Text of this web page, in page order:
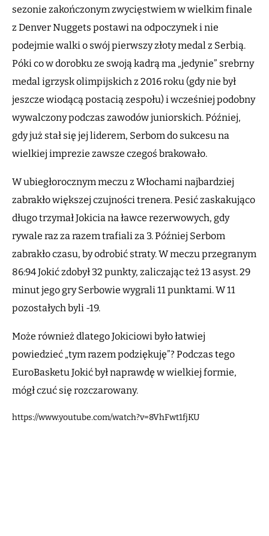
sezonie zakończonym zwycięstwiem w wielkim finale
z Denver Nuggets postawi na odpoczynek i nie
podejmie walki o swój pierwszy złoty medal z Serbią.
Póki co w dorobku ze swoją kadrą ma „jedynie” srebrny
medal igrzysk olimpijskich z 2016 roku (gdy nie był
jeszcze wiodącą postacią zespołu) i wcześniej podobny
wywalczony podczas zawodów juniorskich. Później,
gdy już stał się jej liderem, Serbom do sukcesu na
wielkiej imprezie zawsze czegoś brakowało.
W ubiegłorocznym meczu z Włochami najbardziej
zabrakło większej czujności trenera. Pesić zaskakująco
długo trzymał Jokicia na ławce rezerwowych, gdy
rywale raz za razem trafiali za 3. Później Serbom
zabrakło czasu, by odrobić straty. W meczu przegranym
86:94 Jokić zdobył 32 punkty, zaliczając też 13 asyst. 29
minut jego gry Serbowie wygrali 11 punktami. W 11
pozostałych byli -19.
Może również dlatego Jokiciowi było łatwiej
powiedzieć „tym razem podziękuję”? Podczas tego
EuroBasketu Jokić był naprawdę w wielkiej formie,
mógł czuć się rozczarowany.
https://www.youtube.com/watch?v=8VhFwt1fjKU